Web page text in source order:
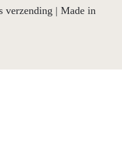
verzending | Made in